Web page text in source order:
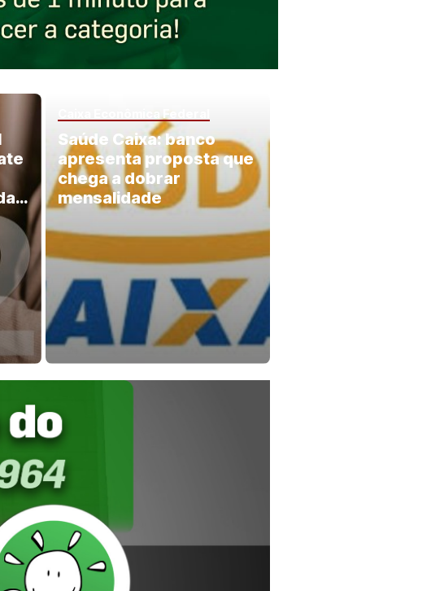
Caixa Econômica Federal
Saúde Caixa: banco
apresenta proposta que
chega a dobrar
mensalidade